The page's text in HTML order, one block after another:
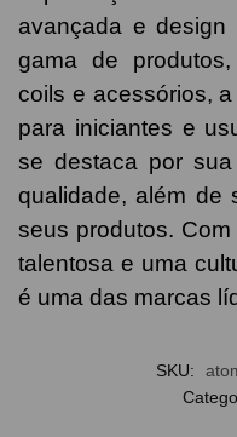
avançada e design
gama de
coils e acessórios,
para iniciantes e
se destaca por
qualidade, além de
seus produtos.
talentosa e uma
é uma das marcas
SKU: